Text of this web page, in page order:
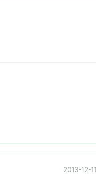
2013-12-11